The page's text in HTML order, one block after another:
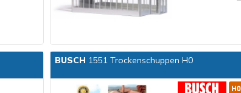
BUSCH 1551 Trockenschuppen H0